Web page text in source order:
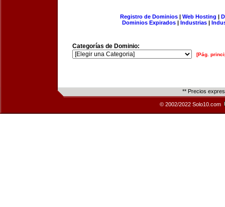
Registro de Dominios| Web Hosting |
Dominios Expirados | Industrias |
Categorías de Dominio:
[Pág.
** Precios
© 2002/2022 Solo10.com